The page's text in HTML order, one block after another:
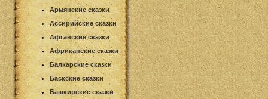
Армянские сказки
Ассирийские сказки
Афганские сказки
Африканские сказки
Балкарские сказки
Баскские сказки
Башкирские сказки